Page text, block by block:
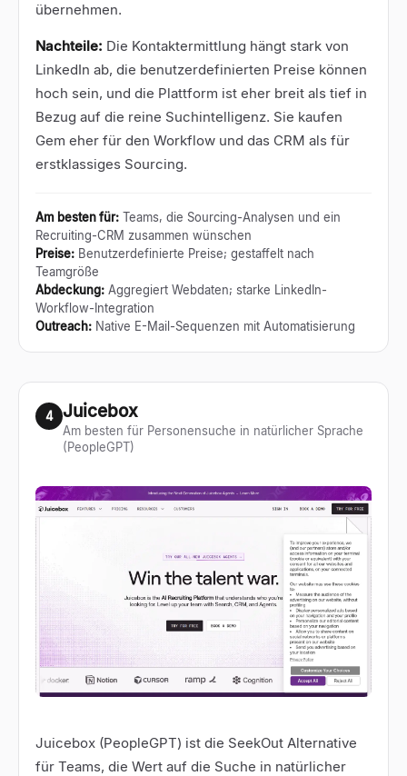
übernehmen.
Nachteile: Die Kontaktermittlung hängt stark von
LinkedIn ab, die benutzerdefinierten Preise können
hoch sein, und die Plattform ist eher breit als tief in
Bezug auf die reine Suchintelligenz. Sie kaufen
Gem eher für den Workflow und das CRM als für
erstklassiges Sourcing.
Am besten für: Teams, die Sourcing-Analysen und ein
Recruiting-CRM zusammen wünschen
Preise: Benutzerdefinierte Preise; gestaffelt nach
Teamgröße
Abdeckung: Aggregiert Webdaten; starke LinkedIn-
Workflow-Integration
Outreach: Native E-Mail-Sequenzen mit Automatisierung
4 Juicebox
Am besten für Personensuche in natürlicher Sprache
(PeopleGPT)
Juicebox (PeopleGPT) ist die SeekOut Alternative
für Teams, die Wert auf die Suche in natürlicher